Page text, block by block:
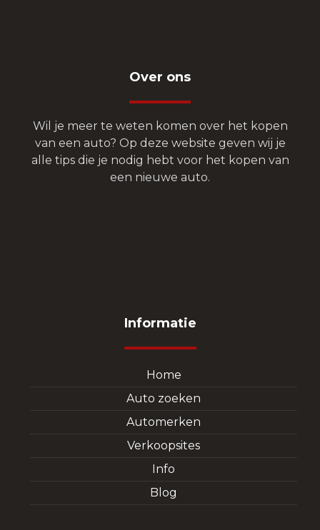
Over ons
Wil je meer te weten komen over het kopen
van een auto? Op deze website geven wij je
alle tips die je nodig hebt voor het kopen van
een nieuwe auto.
Informatie
Home
Auto zoeken
Automerken
Verkoopsites
Info
Blog